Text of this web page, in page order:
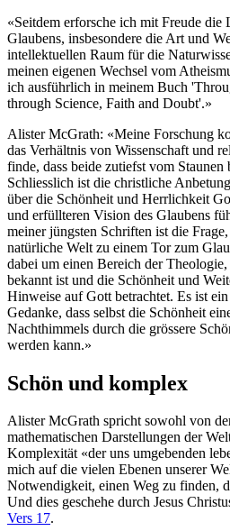
«Seitdem erforsche ich mit Freude die
Glaubens, insbesondere die Art und
intellektuellen Raum für die
meinen eigenen Wechsel vom
ich ausführlich in meinem Buch
through Science, Faith and Doubt'.»
Alister McGrath: «Meine Forschung
das Verhältnis von Wissenschaft und
finde, dass beide zutiefst vom Staunen
Schliesslich ist die christliche
über die Schönheit und Herrlichkeit
und erfüllteren Vision des Glaubens
meiner jüngsten Schriften ist die
natürliche Welt zu einem Tor zum
dabei um einen Bereich der
bekannt ist und die Schönheit und
Hinweise auf Gott betrachtet. Es ist
Gedanke, dass selbst die Schönheit
Nachthimmels durch die grössere
werden kann.»
Schön und komplex
Alister McGrath spricht sowohl von
mathematischen Darstellungen der
Komplexität «der uns umgebenden
mich auf die vielen Ebenen unserer
Notwendigkeit, einen Weg zu finden,
Und dies geschehe durch Jesus
Vers 17.